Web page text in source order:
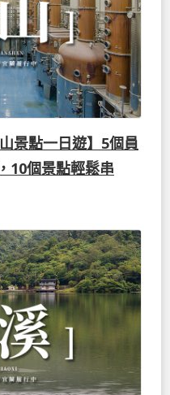
景點一日遊】5個員
10個景點輕鬆串